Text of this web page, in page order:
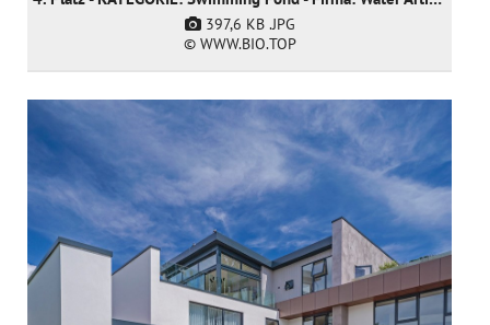
397,6 KB .JPG
© WWW.BIO.TOP